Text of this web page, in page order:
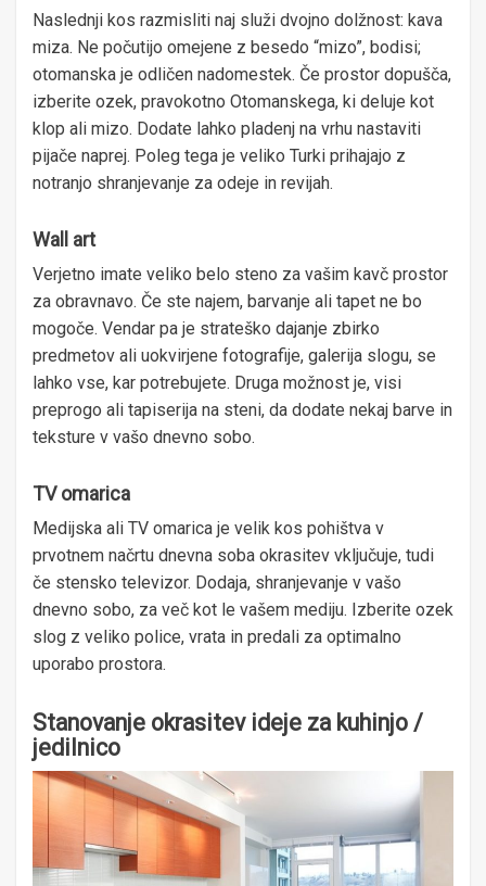
Naslednji kos razmisliti naj služi dvojno dolžnost: kava
miza. Ne počutijo omejene z besedo “mizo”, bodisi;
otomanska je odličen nadomestek. Če prostor dopušča,
izberite ozek, pravokotno Otomanskega, ki deluje kot
klop ali mizo. Dodate lahko pladenj na vrhu nastaviti
pijače naprej. Poleg tega je veliko Turki prihajajo z
notranjo shranjevanje za odeje in revijah.
Wall art
Verjetno imate veliko belo steno za vašim kavč prostor
za obravnavo. Če ste najem, barvanje ali tapet ne bo
mogoče. Vendar pa je strateško dajanje zbirko
predmetov ali uokvirjene fotografije, galerija slogu, se
lahko vse, kar potrebujete. Druga možnost je, visi
preprogo ali tapiserija na steni, da dodate nekaj barve in
teksture v vašo dnevno sobo.
TV omarica
Medijska ali TV omarica je velik kos pohištva v
prvotnem načrtu dnevna soba okrasitev vključuje, tudi
če stensko televizor. Dodaja, shranjevanje v vašo
dnevno sobo, za več kot le vašem mediju. Izberite ozek
slog z veliko police, vrata in predali za optimalno
uporabo prostora.
Stanovanje okrasitev ideje za kuhinjo /
jedilnico